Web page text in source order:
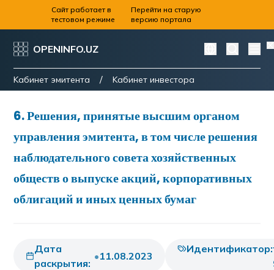
Сайт работает в
тестовом режиме
Перейти на старую
версию портала
OPENINFO.UZ
Kабинет эмитента / Kабинет инвестора
6.Решения, принятые высшим органом
управления эмитента, в том числе решения
наблюдательного совета хозяйственных
обществ о выпуске акций, корпоративных
облигаций и иных ценных бумаг
Дата
раскрытия:
•11.08.2023
Идентификатор: